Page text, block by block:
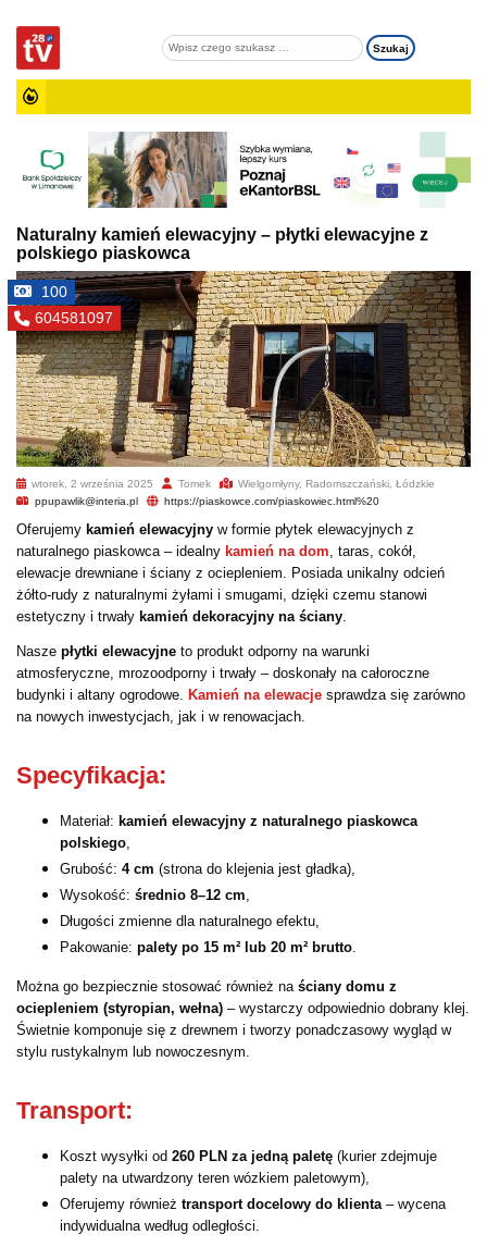
Naturalny kamień elewacyjny – płytki elewacyjne z
polskiego piaskowca
100
604581097
wtorek, 2 września 2025 Tomek
Wielgomłyny, Radomszczański, Łódzkie
ppupawlik@interia.pl
https://piaskowce.com/piaskowiec.html%20
Oferujemy kamień elewacyjny w formie płytek elewacyjnych z
naturalnego piaskowca – idealny kamień na dom, taras, cokół,
elewacje drewniane i ściany z ociepleniem. Posiada unikalny odcień
żółto-rudy z naturalnymi żyłami i smugami, dzięki czemu stanowi
estetyczny i trwały kamień dekoracyjny na ściany.
Nasze płytki elewacyjne to produkt odporny na warunki
atmosferyczne, mrozoodporny i trwały – doskonały na całoroczne
budynki i altany ogrodowe. Kamień na elewacje sprawdza się zarówno
na nowych inwestycjach, jak i w renowacjach.
Specyfikacja:
Materiał: kamień elewacyjny z naturalnego piaskowca
polskiego,
Grubość: 4 cm (strona do klejenia jest gładka),
Wysokość: średnio 8–12 cm,
Długości zmienne dla naturalnego efektu,
Pakowanie: palety po 15 m² lub 20 m² brutto.
Można go bezpiecznie stosować również na ściany domu z
ociepleniem (styropian, wełna) – wystarczy odpowiednio dobrany klej.
Świetnie komponuje się z drewnem i tworzy ponadczasowy wygląd w
stylu rustykalnym lub nowoczesnym.
Transport:
Koszt wysyłki od 260 PLN za jedną paletę (kurier zdejmuje
palety na utwardzony teren wózkiem paletowym),
Oferujemy również transport docelowy do klienta– wycena
indywidualna według odległości.